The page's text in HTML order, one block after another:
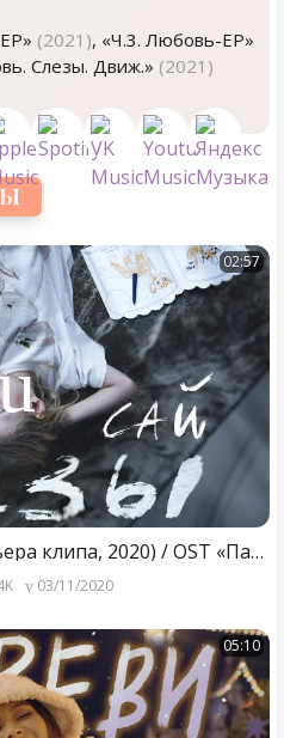
(2021), «Ч.3. Любовь-EP»
Слезы. Движ.» (2021)
02:57
Анет Сай - СЛЁЗЫ (Премьера клипа, 2020) / OST «Пацанки»
03/11/2020
05:10